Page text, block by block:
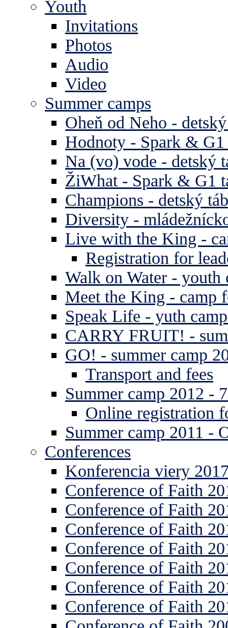
Youth
Invitations
Photos
Audio
Video
Summer camps
Oheň od Neho -
Hodnoty - Spark & G1
Na (vo) vode - detský
ŽiWhat - Spark & G1
Champions - detský
Diversity -
Live with the King -
Registration for
Walk on Water - youth
Meet the King - camp
Speak Life - yuth
CARRY FRUIT! -
GO! - summer camp
Transport and fees
Summer camp 2012 -
Online registration
Summer camp 2011 -
Conferences
Konferencia viery
Conference of Faith
Conference of Faith
Conference of Faith
Conference of Faith
Conference of Faith
Conference of Faith
Conference of Faith